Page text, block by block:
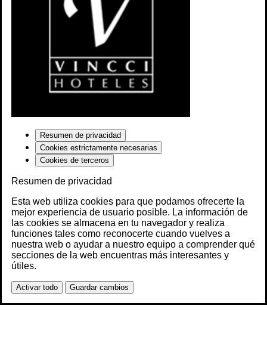
Resumen de privacidad
Cookies estrictamente necesarias
Cookies de terceros
Resumen de privacidad
Esta web utiliza cookies para que podamos ofrecerte la
mejor experiencia de usuario posible. La información de
las cookies se almacena en tu navegador y realiza
funciones tales como reconocerte cuando vuelves a
nuestra web o ayudar a nuestro equipo a comprender qué
secciones de la web encuentras más interesantes y
útiles.
Activar todo Guardar cambios